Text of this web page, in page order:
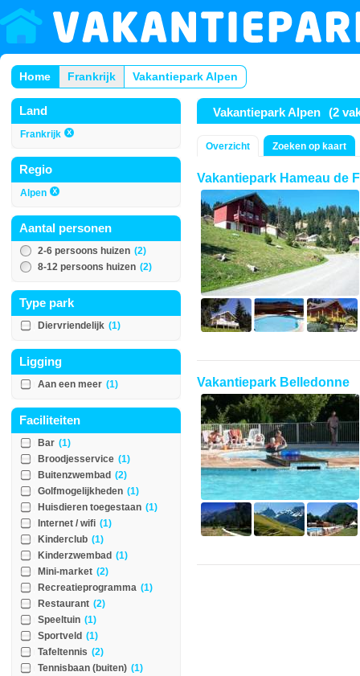
Home Frankrijk Vakantiepark Alpen
Land
Frankrijk
Regio
Alpen
Aantal personen
2-6 persoons huizen (2)
8-12 persoons huizen (2)
Type park
Diervriendelijk (1)
Ligging
Aan een meer (1)
Faciliteiten
Bar (1)
Broodjesservice (1)
Buitenzwembad (2)
Golfmogelijkheden (1)
Huisdieren toegestaan (1)
Internet / wifi (1)
Kinderclub (1)
Kinderzwembad (1)
Mini-market (2)
Recreatieprogramma (1)
Restaurant (2)
Speeltuin (1)
Sportveld (1)
Tafeltennis (2)
Tennisbaan (buiten) (1)
Vakantiepark Alpen (2
Overzicht Zoeken op kaart
Vakantiepark Hameau de
Vakantiepark Belledonne